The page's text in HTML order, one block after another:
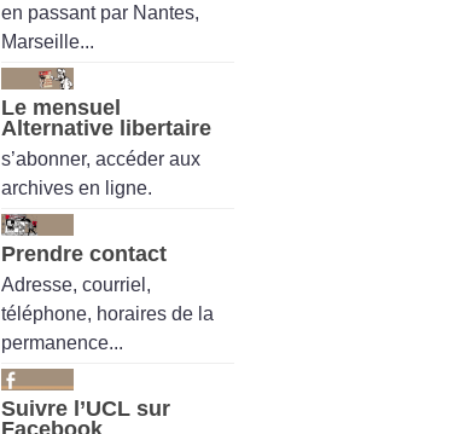
en passant par Nantes,
Marseille...
Le mensuel
Alternative libertaire
s’abonner, accéder aux
archives en ligne.
Prendre contact
Adresse, courriel,
téléphone, horaires de la
permanence...
Suivre l’UCL sur